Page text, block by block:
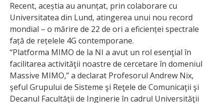
Recent, aceștia au anunțat, prin cola­bo­rare cu
Universitatea din Lund, atingerea unui nou record
mondial – o mă­rire de 22 de ori a eficienței spectrale
față de rețelele 4G contemporane.
“Platforma MIMO de la NI a avut un rol esenţial în
facilitarea activităţii noastre de cercetare în domeniul
Massive MIMO,” a declarat Profesorul Andrew Nix,
şeful Grupului de Sisteme şi Reţele de Comunicaţii şi
Decanul Facultăţii de Inginerie în cadrul Universităţii